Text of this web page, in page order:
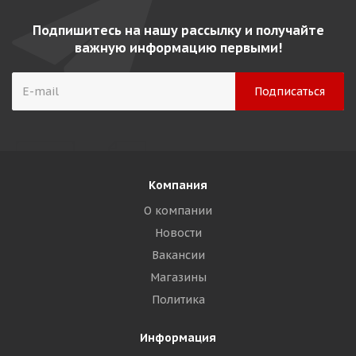
Подпишитесь на нашу рассылку и получайте
важную информацию первыми!
Компания
О компании
Новости
Вакансии
Магазины
Политика
Информация